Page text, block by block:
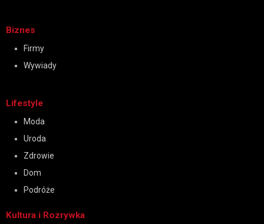
Biznes
Firmy
Wywiady
Lifestyle
Moda
Uroda
Zdrowie
Dom
Podróże
Kultura i Rozrywka